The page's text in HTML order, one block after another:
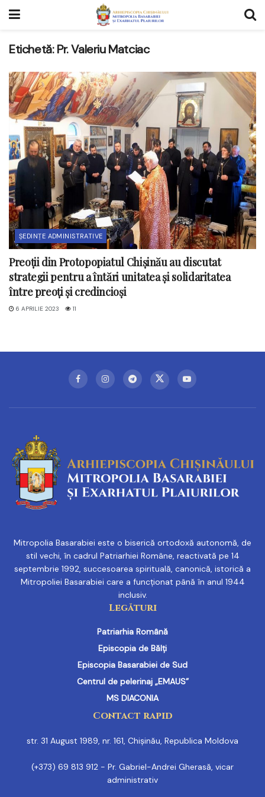
Etichetă:Pr. Valeriu Matciac
ȘEDINȚE ADMINISTRATIVE
Preoții din Protopopiatul Chișinău au discutat
strategii pentru a întări unitatea și solidaritatea
între preoți și credincioși
6 APRILIE 2023 11
Mitropolia Basarabiei este o biserică ortodoxă autonomă, de
stil vechi, în cadrul Patriarhiei Române, reactivată pe 14
septembrie 1992, succesoarea spirituală, canonică, istorică a
Mitropoliei Basarabiei care a funcționat până în anul 1944
inclusiv.
Legături
Patriarhia Română
Episcopia de Bălți
Episcopia Basarabiei de Sud
Centrul de pelerinaj „EMAUS”
MS DIACONIA
Contact rapid
str. 31 August 1989, nr. 161, Chișinău, Republica Moldova
(+373) 69 813 912 - Pr. Gabriel-Andrei Gherasă, vicar
administrativ